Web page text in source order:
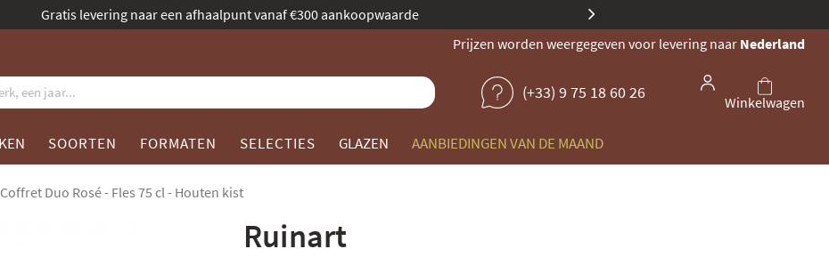
Benoemd tot beste champagnespecialist door Gault & Millau
Prijzen worden weergegeven voor levering naar Nederland
(+33) 9 75 18 60 26
Winkelwagen
SOORTEN FORMATEN SELECTIES GLAZEN AANBIEDINGEN VAN DE MAAND
Coffret Duo Rosé - Fles 75 cl - Houten kist
Ruinart